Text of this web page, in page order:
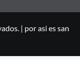
| por asi es san